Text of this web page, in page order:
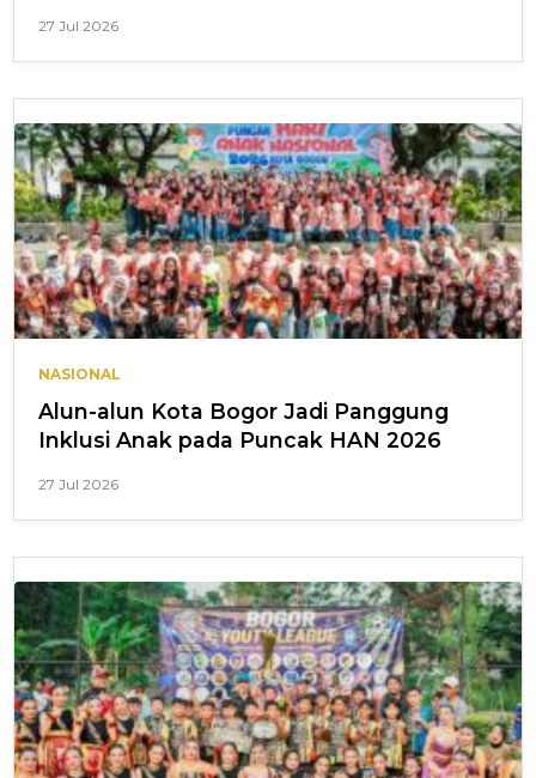
27 Jul 2026
NASIONAL
Alun-alun Kota Bogor Jadi Panggung
Inklusi Anak pada Puncak HAN 2026
27 Jul 2026